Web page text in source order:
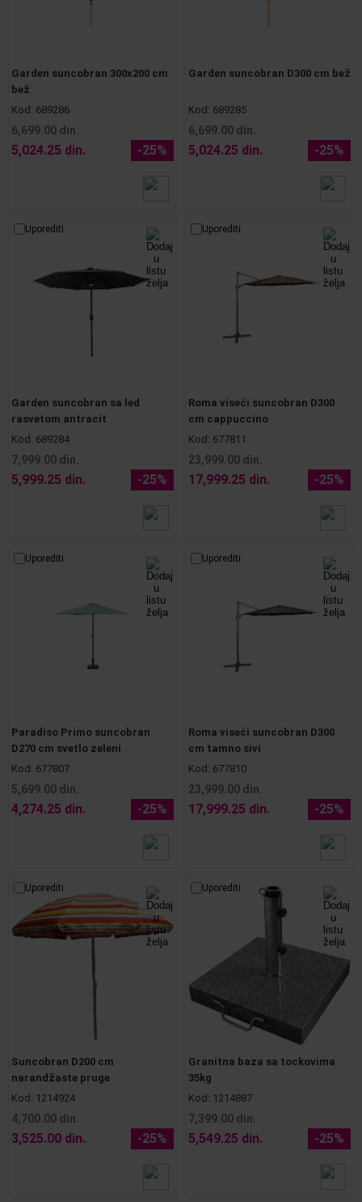
Garden suncobran 300x200 cm
bež
Kod: 689286
6,699.00 din.
5,024.25 din. -25%
Garden suncobran D300 cm bež
Kod: 689285
6,699.00 din.
5,024.25 din. -25%
Uporediti
Garden suncobran sa led
rasvetom antracit
Kod: 689284
7,999.00 din.
5,999.25 din. -25%
Uporediti
Roma viseći suncobran D300
cm cappuccino
Kod: 677811
23,999.00 din.
17,999.25 din. -25%
Uporediti
Paradiso Primo suncobran
D270 cm svetlo zeleni
Kod: 677807
5,699.00 din.
4,274.25 din. -25%
Uporediti
Roma viseći suncobran D300
cm tamno sivi
Kod: 677810
23,999.00 din.
17,999.25 din. -25%
Uporediti
Suncobran D200 cm
narandžaste pruge
Kod: 1214924
4,700.00 din.
3,525.00 din. -25%
Uporediti
Granitna baza sa tockovima
35kg
Kod: 1214887
7,399.00 din.
5,549.25 din. -25%